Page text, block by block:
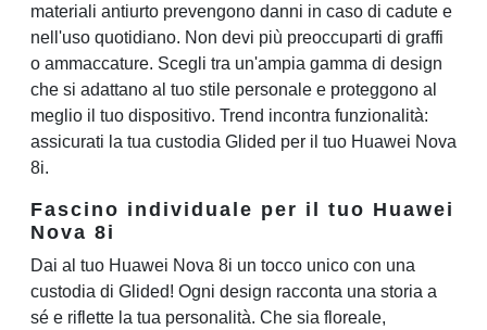
materiali antiurto prevengono danni in caso di cadute e
nell'uso quotidiano. Non devi più preoccuparti di graffi
o ammaccature. Scegli tra un'ampia gamma di design
che si adattano al tuo stile personale e proteggono al
meglio il tuo dispositivo. Trend incontra funzionalità:
assicurati la tua custodia Glided per il tuo Huawei Nova
8i.
Fascino individuale per il tuo Huawei
Nova 8i
Dai al tuo Huawei Nova 8i un tocco unico con una
custodia di Glided! Ogni design racconta una storia a
sé e riflette la tua personalità. Che sia floreale,